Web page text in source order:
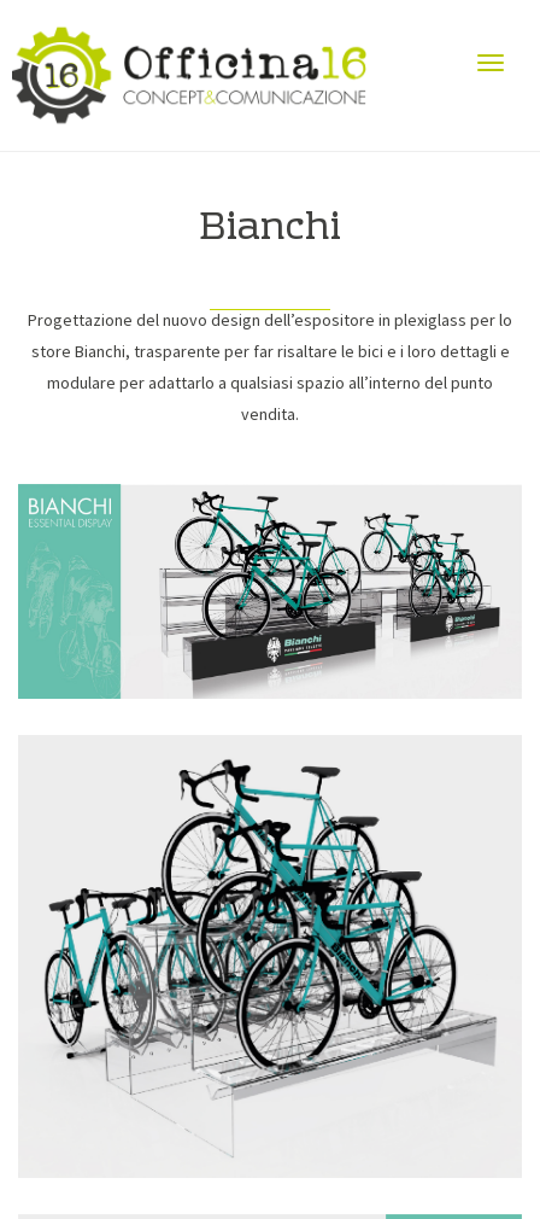
Bianchi
Progettazione del nuovo design dell’espositore in plexiglass per lo
store Bianchi, trasparente per far risaltare le bici e i loro dettagli e
modulare per adattarlo a qualsiasi spazio all’interno del punto
vendita.